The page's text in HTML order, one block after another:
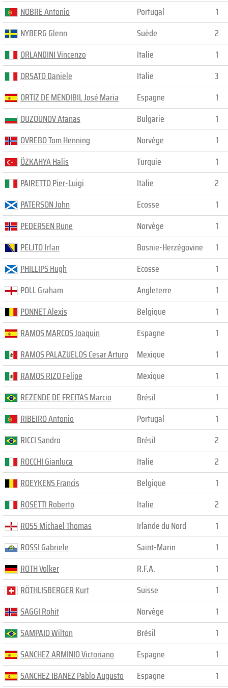
NOBRE Antonio
NYBERG Glenn
ORLANDINI Vincenzo
ORSATO Daniele
ORTIZ DE MENDIBIL José Maria
OUZOUNOV Atanas
OVREBO Tom Henning
ÖZKAHYA Halis
PAIRETTO Pier-Luigi
PATERSON John
PEDERSEN Rune
PELJTO Irfan
PHILLIPS Hugh
POLL Graham
PONNET Alexis
RAMOS MARCOS Joaquin
RAMOS PALAZUELOS Cesar Arturo
RAMOS RIZO Felipe
REZENDE DE FREITAS Marcio
RIBEIRO Antonio
RICCI Sandro
ROCCHI Gianluca
ROEYKENS Francis
ROSETTI Roberto
ROSS Michael Thomas
ROSSI Gabriele
ROTH Volker
RÖTHLISBERGER Kurt
SAGGI Rohit
SAMPAIO Wilton
SANCHEZ ARMINIO Victoriano
SANCHEZ IBANEZ Pablo Augusto
Portugal
1
Suède
2
Italie
1
Italie
3
Espagne
1
Bulgarie
1
Norvège
1
Turquie
1
Italie
2
Ecosse
1
Norvège
1
Bosnie-Herzégovine
1
Ecosse
1
Angleterre
1
Belgique
1
Espagne
1
Mexique
1
Mexique
1
Brésil
1
Portugal
1
Brésil
2
Italie
2
Belgique
1
Italie
2
Irlande du Nord
1
Saint-Marin
1
R.F.A.
1
Suisse
1
Norvège
1
Brésil
1
Espagne
1
Espagne
1